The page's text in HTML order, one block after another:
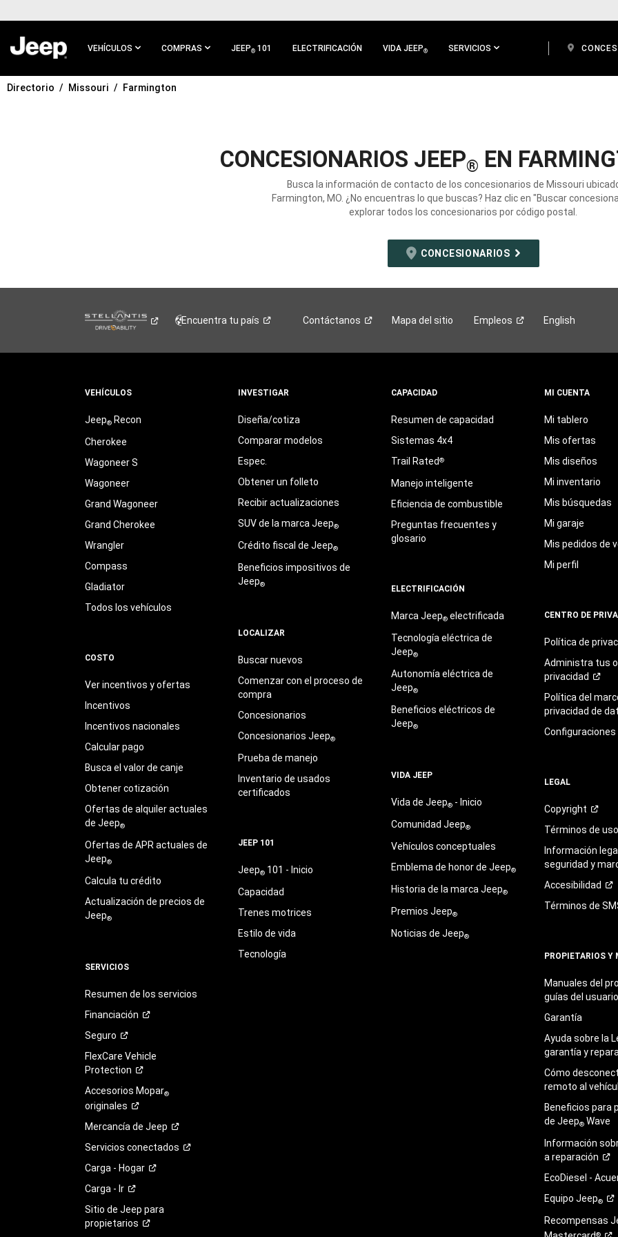
CONTENIDO
VEHÍCULOS COMPRAS JEEP® 101 ELECTRIFICACIÓN VIDA JEEP® SERVICIOS
IR A
Directorio Missouri Farmington
CONCESIONARIOS JEEP® EN
Busca la información de contacto de los concesionarios de Missouri
Farmington, MO. ¿No encuentras lo que buscas? Haz clic en "Buscar
explorar todos los concesionarios por código postal.
CONCESIONARIOS
Encuentra tu país Contáctanos Mapa del sitio Empleos English
VEHÍCULOS
Jeep®Recon
Cherokee
Wagoneer S
Wagoneer
Grand Wagoneer
Grand Cherokee
Wrangler
Compass
Gladiator
Todos los vehículos
COSTO
Ver incentivos y ofertas
Incentivos
Incentivos nacionales
Calcular pago
Busca el valor de canje
Obtener cotización
Ofertas de alquiler actuales
de Jeep®
Ofertas de APR actuales de
Jeep®
Calcula tu crédito
Actualización de precios de
Jeep®
SERVICIOS
Resumen de los servicios
Financiación
Seguro
FlexCare Vehicle
Protection
Accesorios Mopar®
originales
Mercancía de Jeep
Servicios conectados
Carga - Hogar
Carga - Ir
Sitio de Jeep para
propietarios
INVESTIGAR
Diseña/cotiza
Comparar modelos
Espec.
Obtener un folleto
Recibir actualizaciones
SUV de la marca Jeep®
Crédito fiscal de Jeep®
Beneficios impositivos de
Jeep®
LOCALIZAR
Buscar nuevos
Comenzar con el proceso de
compra
Concesionarios
Concesionarios Jeep®
Prueba de manejo
Inventario de usados
certificados
JEEP 101
Jeep®101 - Inicio
Capacidad
Trenes motrices
Estilo de vida
Tecnología
CAPACIDAD
Resumen de capacidad
Sistemas 4x4
Trail Rated®
Manejo inteligente
Eficiencia de combustible
Preguntas frecuentes y
glosario
ELECTRIFICACIÓN
Marca Jeep®electrificada
Tecnología eléctrica de
Jeep®
Autonomía eléctrica de
Jeep®
Beneficios eléctricos de
Jeep®
VIDA JEEP
Vida de Jeep®- Inicio
Comunidad Jeep®
Vehículos conceptuales
Emblema de honor de Jeep®
Historia de la marca Jeep®
Premios Jeep®
Noticias de Jeep®
MI CUENTA
Mi tablero
Mis ofertas
Mis diseños
Mi inventario
Mis búsquedas
Mi garaje
Mis pedidos de
Mi perfil
CENTRO DE
Política de
Administra tus
privacidad
Política del
privacidad de
Configuraciones
LEGAL
Copyright
Términos deuso
Información
seguridad y
Accesibilidad
Términos de
PROPIETARIOS Y
Manuales del
guías delusuario
Garantía
Ayuda sobre la
garantía y
Cómo
remoto al
Beneficios para
de Jeep® Wave
Información
areparación
EcoDiesel -
Equipo Jeep®
Recompensas
®